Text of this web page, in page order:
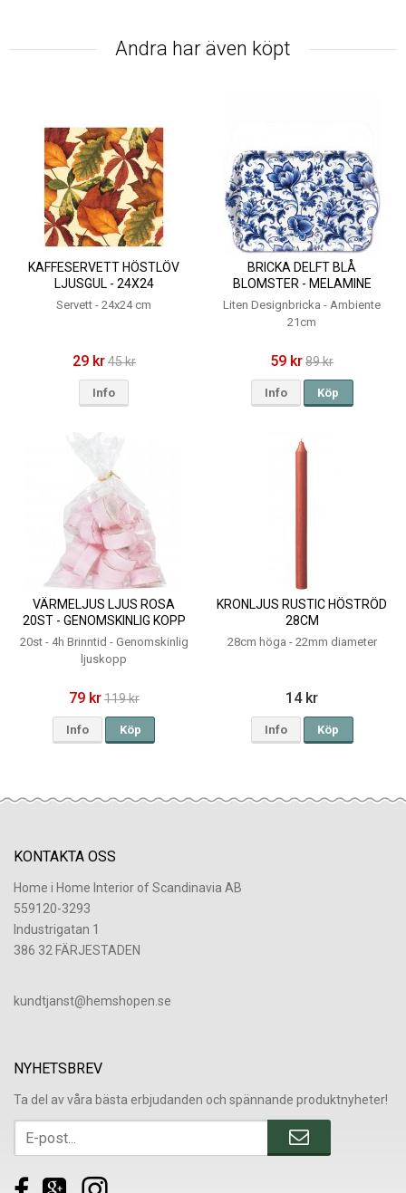
Andra har även köpt
KAFFESERVETT HÖSTLÖV
LJUSGUL - 24X24
Servett - 24x24 cm
29 kr45 kr
Info
BRICKA DELFT BLÅ
BLOMSTER - MELAMINE
13X21 CM - AMBIENTE
Liten Designbricka - Ambiente
21cm
59 kr89 kr
Info Köp
VÄRMELJUS LJUS ROSA
20ST - GENOMSKINLIG KOPP
4H
20st - 4h Brinntid - Genomskinlig
ljuskopp
79 kr119 kr
Info Köp
KRONLJUS RUSTIC HÖSTRÖD
28CM
28cm höga - 22mm diameter
14 kr
Info Köp
KONTAKTA OSS
Home i Home Interior of Scandinavia AB
559120-3293
Industrigatan 1
386 32 FÄRJESTADEN
​kundtjanst@hemshopen.se
NYHETSBREV
Ta del av våra bästa erbjudanden och spännande produktnyheter!